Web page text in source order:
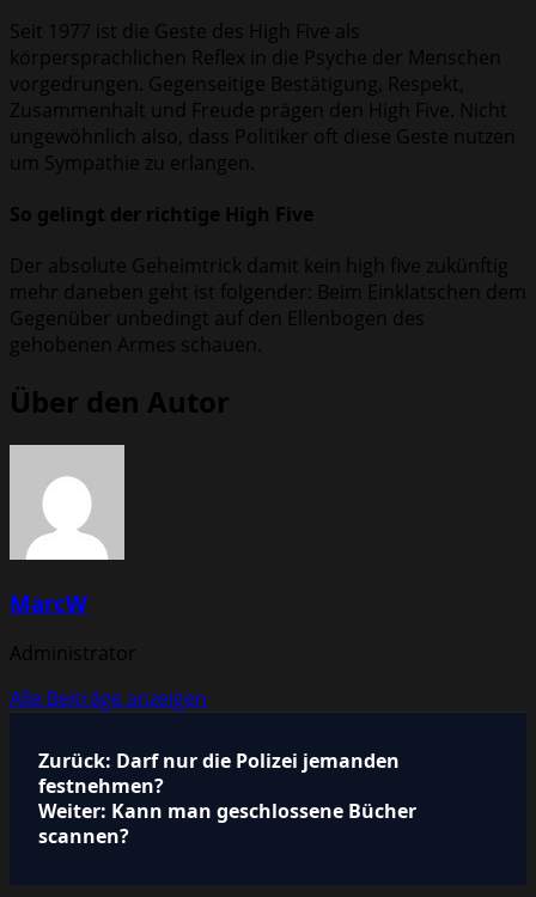
Seit 1977 ist die Geste des High Five als
körpersprachlichen Reflex in die Psyche der Menschen
vorgedrungen. Gegenseitige Bestätigung, Respekt,
Zusammenhalt und Freude prägen den High Five. Nicht
ungewöhnlich also, dass Politiker oft diese Geste nutzen
um Sympathie zu erlangen.
So gelingt der richtige High Five
Der absolute Geheimtrick damit kein high five zukünftig
mehr daneben geht ist folgender: Beim Einklatschen dem
Gegenüber unbedingt auf den Ellenbogen des
gehobenen Armes schauen.
Über den Autor
MarcW
Administrator
Alle Beiträge anzeigen
Beitragsnavigation
Zurück: Darf nur die Polizei jemanden
festnehmen?
Weiter: Kann man geschlossene Bücher
scannen?